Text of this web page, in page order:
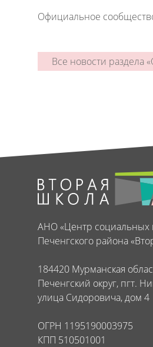
Официальное
Все новости раздела
АНО «Центр социальных
Печенгского района
184420 Мурманская
Печенгский округ, пгт.
улица Сидоровича, дом 4
ОГРН 1195190003975
КПП 510501001